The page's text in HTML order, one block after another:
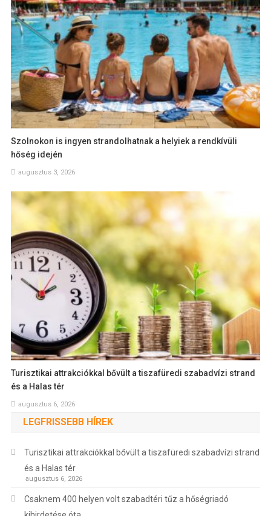
Szolnokon is ingyen strandolhatnak a helyiek a rendkívüli
hőség idején
augusztus 3, 2026
Turisztikai attrakciókkal bővült a tiszafüredi szabadvízi strand
és a Halas tér
augusztus 6, 2026
LEGFRISSEBB HÍREK
Turisztikai attrakciókkal bővült a tiszafüredi szabadvízi strand
és a Halas tér
augusztus 6, 2026
Csaknem 400 helyen volt szabadtéri tűz a hőségriadó